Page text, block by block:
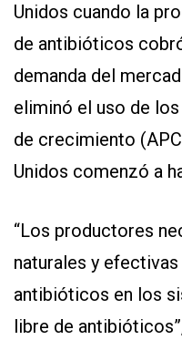
Unidos cuando la
de antibióticos
demanda del
eliminó el uso de
de crecimiento
Unidos comenzó a
“Los productores
naturales y
antibióticos en los
libre de